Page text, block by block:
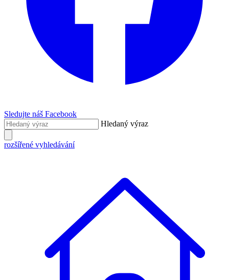
Sledujte náš Facebook
Hledaný výraz
rozšířené vyhledávání